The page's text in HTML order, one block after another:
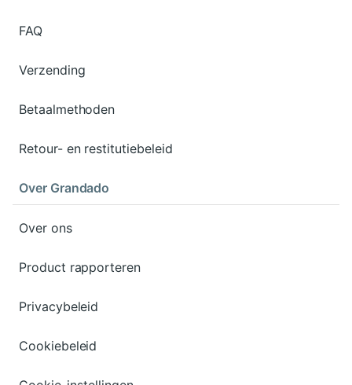
FAQ
Verzending
Betaalmethoden
Retour- en restitutiebeleid
Over Grandado
Over ons
Product rapporteren
Privacybeleid
Cookiebeleid